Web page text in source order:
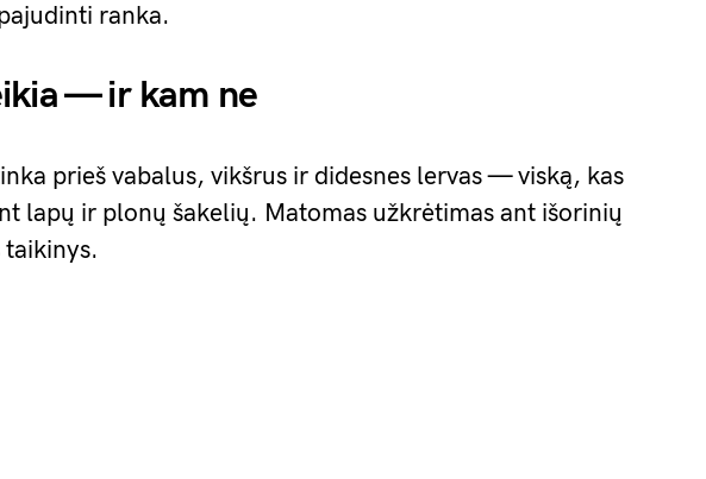
ranka.
— ir kam ne
prieš vabalus, vikšrus ir didesnes lervas — viską, kas
lapų ir plonų šakelių. Matomas užkrėtimas ant išorinių